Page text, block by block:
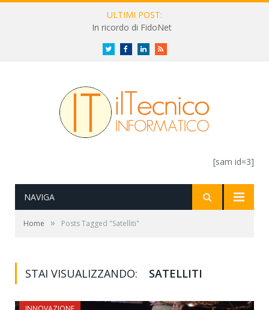
ULTIMI POST:
In ricordo di FidoNet
Twitter FacebookLinkedInRSS
[sam id=3]
NAVIGA
Home » Posts Tagged "Satelliti"
STAI VISUALIZZANDO: SATELLITI